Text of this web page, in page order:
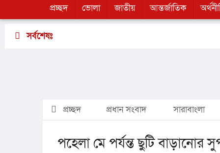
প্রচ্ছদ ভোলা জাতীয় আন্তর্জাতিক
সর্বশেষঃ
প্রচ্ছদ প্রধান সংবাদ সারাবাংলা
পহেলা মে পর্যন্ত ছুটি বাড়ানোর